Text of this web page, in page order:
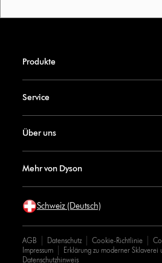
Produkte
Service
Über uns
Mehr von Dyson
Schweiz (Deutsch)
AGB Datenschutz Cookie-Richtlinie
Impressum
Erklärung zu moderner Sklaverei
Datenschutzhinweis